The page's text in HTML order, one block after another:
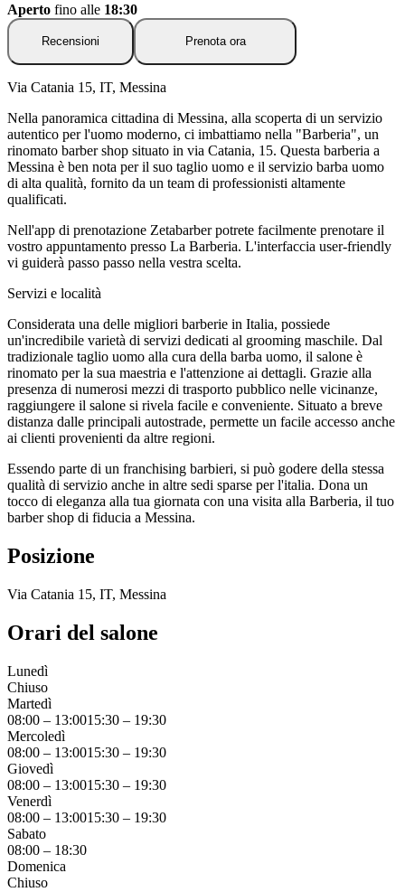
Aperto fino alle 18:30
Recensioni Prenota ora
Via Catania 15, IT, Messina
Nella panoramica cittadina di Messina, alla scoperta di un servizio
autentico per l'uomo moderno, ci imbattiamo nella "Barberia", un
rinomato barber shop situato in via Catania, 15. Questa barberia a
Messina è ben nota per il suo taglio uomo e il servizio barba uomo
di alta qualità, fornito da un team di professionisti altamente
qualificati.
Nell'app di prenotazione Zetabarber potrete facilmente prenotare il
vostro appuntamento presso La Barberia. L'interfaccia user-friendly
vi guiderà passo passo nella vestra scelta.
Servizi e località
Considerata una delle migliori barberie in Italia, possiede
un'incredibile varietà di servizi dedicati al grooming maschile. Dal
tradizionale taglio uomo alla cura della barba uomo, il salone è
rinomato per la sua maestria e l'attenzione ai dettagli. Grazie alla
presenza di numerosi mezzi di trasporto pubblico nelle vicinanze,
raggiungere il salone si rivela facile e conveniente. Situato a breve
distanza dalle principali autostrade, permette un facile accesso anche
ai clienti provenienti da altre regioni.
Essendo parte di un franchising barbieri, si può godere della stessa
qualità di servizio anche in altre sedi sparse per l'italia. Dona un
tocco di eleganza alla tua giornata con una visita alla Barberia, il tuo
barber shop di fiducia a Messina.
Posizione
Via Catania 15, IT, Messina
Orari del salone
Lunedì
Chiuso
Martedì
08:00 – 13:0015:30 – 19:30
Mercoledì
08:00 – 13:0015:30 – 19:30
Giovedì
08:00 – 13:0015:30 – 19:30
Venerdì
08:00 – 13:0015:30 – 19:30
Sabato
08:00 – 18:30
Domenica
Chiuso